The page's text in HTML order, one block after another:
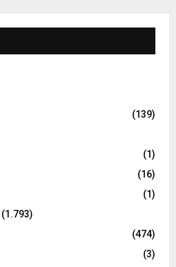
(139)
(1)
(16)
(1)
(1.793)
(474)
(3)